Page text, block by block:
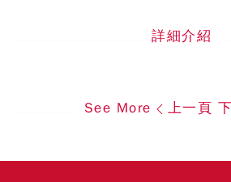
詳細介紹
See More 上一頁